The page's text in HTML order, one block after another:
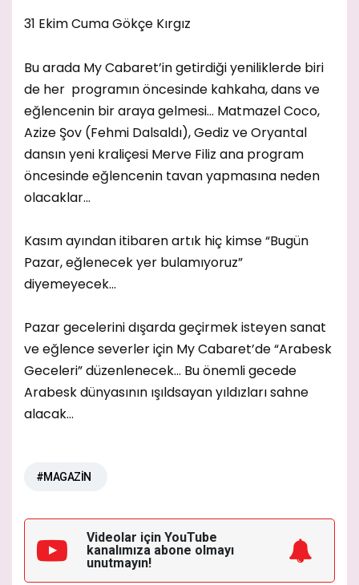
31 Ekim Cuma Gökçe Kırgız
Bu arada My Cabaret’in getirdiği yeniliklerde biri
de her programın öncesinde kahkaha, dans ve
eğlencenin bir araya gelmesi… Matmazel Coco,
Azize Şov (Fehmi Dalsaldı), Gediz ve Oryantal
dansın yeni kraliçesi Merve Filiz ana program
öncesinde eğlencenin tavan yapmasına neden
olacaklar…
Kasım ayından itibaren artık hiç kimse “Bugün
Pazar, eğlenecek yer bulamıyoruz”
diyemeyecek…
Pazar gecelerini dışarda geçirmek isteyen sanat
ve eğlence severler için My Cabaret’de “Arabesk
Geceleri” düzenlenecek… Bu önemli gecede
Arabesk dünyasının ışıldsayan yıldızları sahne
alacak…
#MAGAZİN
Videolar için YouTube
kanalımıza abone olmayı
unutmayın!